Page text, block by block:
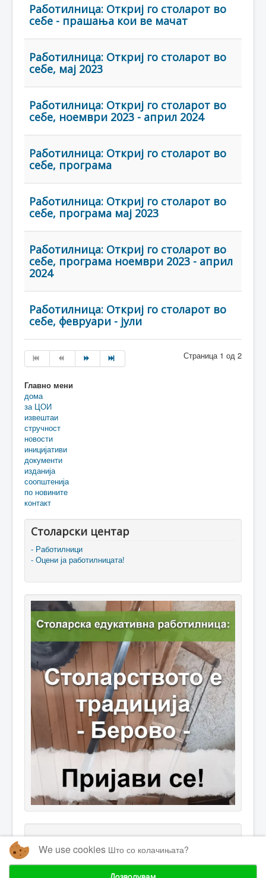
Работилница: Откриј го столарот во
себе - прашања кои ве мачат
Работилница: Откриј го столарот во
себе, мај 2023
Работилница: Откриј го столарот во
себе, ноември 2023 - април 2024
Работилница: Откриј го столарот во
себе, програма
Работилница: Откриј го столарот во
себе, програма мај 2023
Работилница: Откриј го столарот во
себе, програма ноември 2023 - април
2024
Работилница: Откриј го столарот во
себе, февруари - јули
Страница 1 од 2
Главно мени
дома
за ЦОИ
извештаи
стручност
новости
иницијативи
документи
изданија
соопштенија
по новините
контакт
Столарски центар
- Работилници
- Оцени ја работилницата!
We use cookies Што со колачињата?
Дозволувам